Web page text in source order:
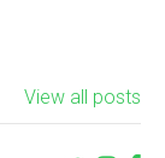
View all posts